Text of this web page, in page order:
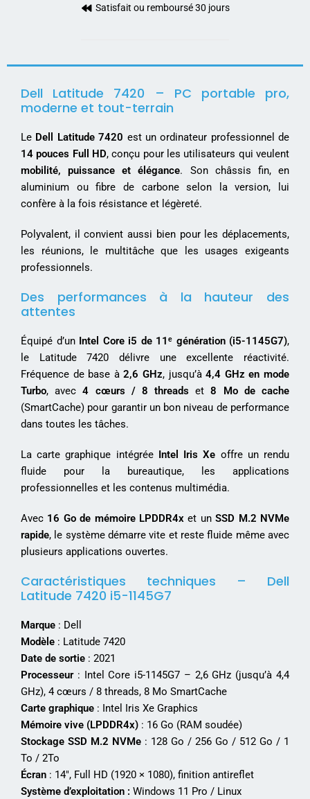
Satisfait ou remboursé 30 jours
Dell Latitude 7420 – PC portable pro,
moderne et tout-terrain
Le Dell Latitude 7420 est un ordinateur professionnel de
14 pouces Full HD, conçu pour les utilisateurs qui veulent
mobilité, puissance et élégance. Son châssis fin, en
aluminium ou fibre de carbone selon la version, lui
confère à la fois résistance et légèreté.
Polyvalent, il convient aussi bien pour les déplacements,
les réunions, le multitâche que les usages exigeants
professionnels.
Des performances à la hauteur des
attentes
Équipé d’un Intel Core i5 de 11ᵉ génération (i5-1145G7),
le Latitude 7420 délivre une excellente réactivité.
Fréquence de base à2,6 GHz, jusqu’à4,4 GHz en mode
Turbo, avec4 cœurs / 8 threads et8 Mo de cache
(SmartCache) pour garantir un bon niveau de performance
dans toutes les tâches.
La carte graphique intégrée Intel Iris Xe offre un rendu
fluide pour la bureautique, les applications
professionnelles et les contenus multimédia.
Avec 16 Go de mémoire LPDDR4x et unSSD M.2 NVMe
rapide, le système démarre vite et reste fluide même avec
plusieurs applications ouvertes.
Caractéristiques techniques – Dell
Latitude 7420 i5-1145G7
Marque : Dell
Modèle : Latitude 7420
Date de sortie : 2021
Processeur: Intel Core i5-1145G7 – 2,6 GHz (jusqu’à 4,4
GHz), 4 cœurs / 8 threads, 8 Mo SmartCache
Carte graphique : Intel Iris Xe Graphics
Mémoire vive (LPDDR4x) : 16 Go (RAM soudée)
Stockage SSD M.2 NVMe : 128 Go / 256 Go / 512 Go / 1
To / 2To
Écran : 14″, Full HD (1920 × 1080), finition antireflet
Système d’exploitation : Windows 11 Pro / Linux